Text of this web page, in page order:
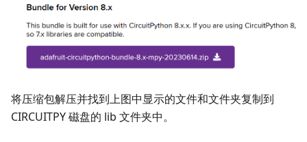
将压缩包解压并找到上图中显示的文件和文件夹复制到
CIRCUITPY 磁盘的 lib 文件夹中。